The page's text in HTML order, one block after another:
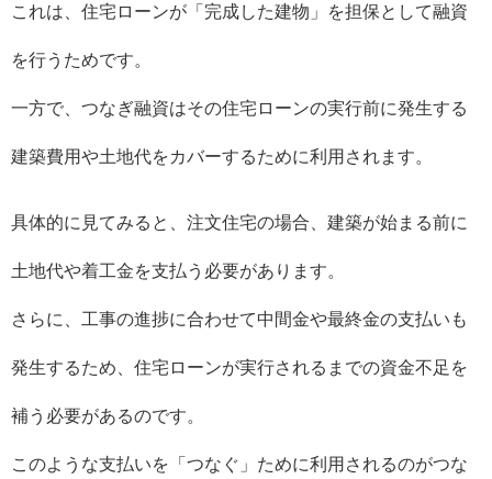
これは、住宅ローンが「完成した建物」を担保として融資
を行うためです。
一方で、つなぎ融資はその住宅ローンの実行前に発生する
建築費用や土地代をカバーするために利用されます。
具体的に見てみると、注文住宅の場合、建築が始まる前に
土地代や着工金を支払う必要があります。
さらに、工事の進捗に合わせて中間金や最終金の支払いも
発生するため、住宅ローンが実行されるまでの資金不足を
補う必要があるのです。
このような支払いを「つなぐ」ために利用されるのがつな